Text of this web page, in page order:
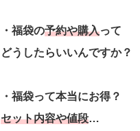
・福袋の予約や購入って
どうしたらいいんですか？
・福袋って本当にお得？
セット内容や値段…